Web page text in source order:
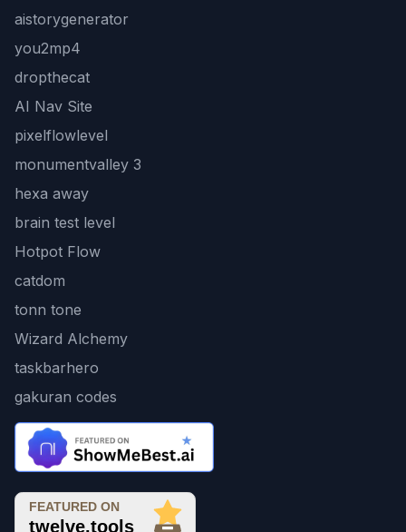
aistorygenerator
you2mp4
dropthecat
AI Nav Site
pixelflowlevel
monumentvalley 3
hexa away
brain test level
Hotpot Flow
catdom
tonn tone
Wizard Alchemy
taskbarhero
gakuran codes